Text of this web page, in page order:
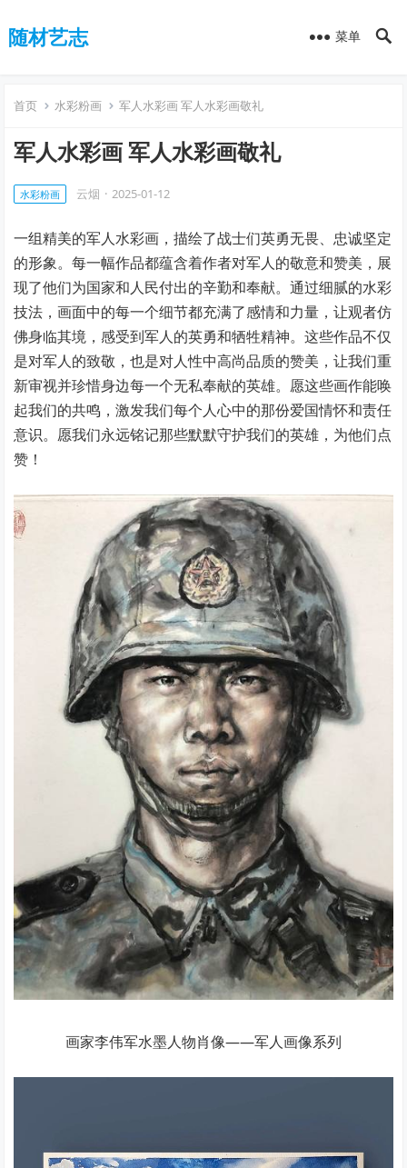
随材艺志 菜单
首页 水彩粉画 军人水彩画 军人水彩画敬礼
军人水彩画 军人水彩画敬礼
水彩粉画 云烟 · 2025-01-12
一组精美的军人水彩画，描绘了战士们英勇无畏、忠诚坚定
的形象。每一幅作品都蕴含着作者对军人的敬意和赞美，展
现了他们为国家和人民付出的辛勤和奉献。通过细腻的水彩
技法，画面中的每一个细节都充满了感情和力量，让观者仿
佛身临其境，感受到军人的英勇和牺牲精神。这些作品不仅
是对军人的致敬，也是对人性中高尚品质的赞美，让我们重
新审视并珍惜身边每一个无私奉献的英雄。愿这些画作能唤
起我们的共鸣，激发我们每个人心中的那份爱国情怀和责任
意识。愿我们永远铭记那些默默守护我们的英雄，为他们点
赞！
画家李伟军水墨人物肖像——军人画像系列